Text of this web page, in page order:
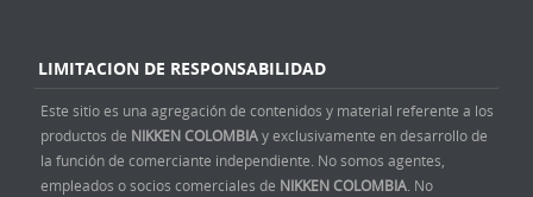
LIMITACION DE RESPONSABILIDAD
Este sitio es una agregación de contenidos y material referente a los
productos de NIKKEN COLOMBIAy exclusivamente en desarrollo de
la función de comerciante independiente. No somos agentes,
empleados o socios comerciales de NIKKEN COLOMBIA. No